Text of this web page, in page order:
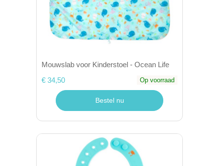
Mouwslab voor Kinderstoel - Ocean Life
€ 34,50
Op voorraad
Bestel nu